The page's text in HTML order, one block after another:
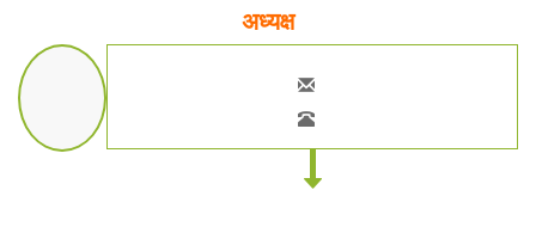
अध्यक्ष